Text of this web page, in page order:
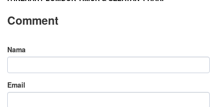
Comment
Nama
Email